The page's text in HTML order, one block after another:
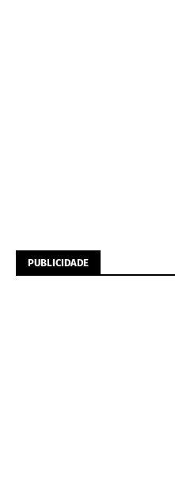
PUBLICIDADE